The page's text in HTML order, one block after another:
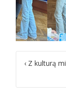
Post
‹ Z kulturą